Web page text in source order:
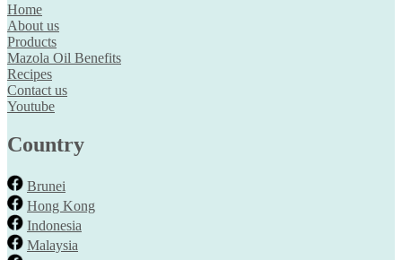
Home
About us
Products
Mazola Oil Benefits
Recipes
Contact us
Youtube
Country
Brunei
Hong Kong
Indonesia
Malaysia